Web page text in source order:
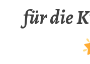
für die